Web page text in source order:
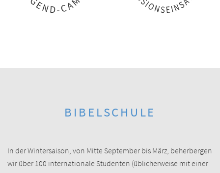
BIBELSCHULE
In der Wintersaison, von Mitte September bis März, beherbergen
wir über 100 internationale Studenten (üblicherweise mit einer